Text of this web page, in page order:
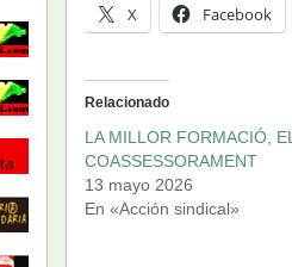
X Facebook
Relacionado
LA MILLOR FORMACIÓ, EL
COASSESSORAMENT
13 mayo 2026
En «Acción sindical»